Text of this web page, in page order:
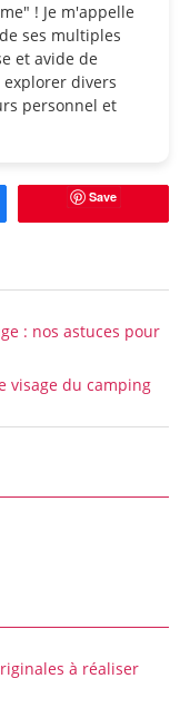
! Je m'appelle
ses multiples
et avide de
divers
personnel et
Save
: nos astuces pour
visage du camping
à réaliser